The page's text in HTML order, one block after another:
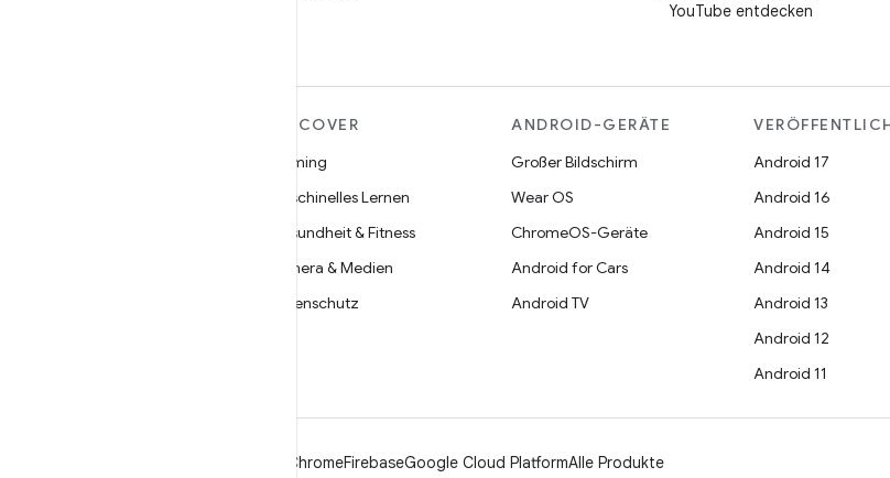
YouTube entdecken
DISCOVER
Gaming
Maschinelles Lernen
Gesundheit & Fitness
Kamera & Medien
Datenschutz
ANDROID-GERÄTE
Großer Bildschirm
Wear OS
ChromeOS-Geräte
Android for Cars
Android TV
Android 17
Android 16
Android 15
Android 14
Android 13
Android 12
Android 11
ChromeFirebaseGoogle Cloud PlatformAlle Produkte